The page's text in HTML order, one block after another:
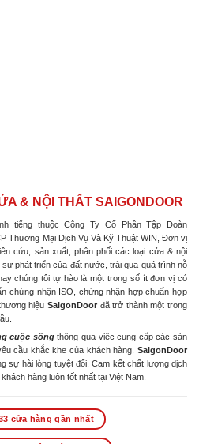
& NỘI THẤT SAIGONDOOR
tiếng thuộc Công Ty Cổ Phần Tập Đoàn
Thương Mại Dịch Vụ Và Kỹ Thuật WIN, Đơn vị
cứu, sản xuất, phân phối các loại cửa & nội
phát triển của đất nước, trải qua quá trình nỗ
chúng tôi tự hào là một trong số ít đơn vị có
chứng nhận ISO, chứng nhận hợp chuẩn hợp
hiệu SaigonDoor đã trở thành một trong
cuộc sốngthông qua việc cung cấp các sản
cầu khắc khe của khách hàng. SaigonDoor
sự hài lòng tuyệt đối. Cam kết chất lượng dịch
hàng luôn tốt nhất tại Việt Nam.
cửa hàng gần nhất